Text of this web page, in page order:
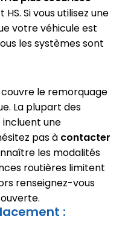
Si vous utilisez une
votre véhicule est
les systèmes sont
le remorquage
La plupart des
une
pas à contacter
les modalités
routières limitent
renseignez-vous
: